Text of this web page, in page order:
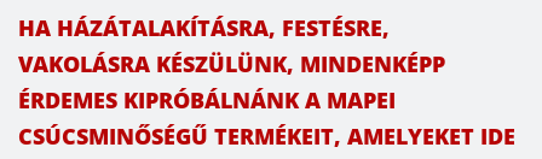
HA HÁZÁTALAKÍTÁSRA, FESTÉSRE,
VAKOLÁSRA KÉSZÜLÜNK, MINDENKÉPP
ÉRDEMES KIPRÓBÁLNÁNK A MAPEI
CSÚCSMINŐSÉGŰ TERMÉKEIT, AMELYEKET IDE